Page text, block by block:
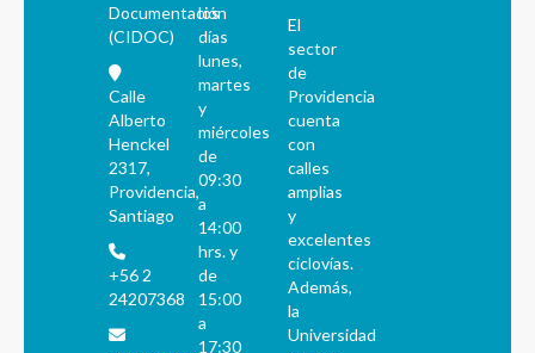
Documentación
(CIDOC)
Calle
Alberto
Henckel
2317,
Providencia,
Santiago
+56 2
24207368
los
días
lunes,
martes
y
miércoles
de
09:30
a
14:00
hrs. y
de
15:00
a
17:30
El
sector
de
Providencia
cuenta
con
calles
amplias
y
excelentes
ciclovías.
Además,
la
Universidad